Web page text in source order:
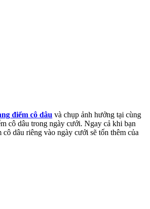
điểm cô dâu và chụp ảnh hưởng tại cùng
cô dâu trong ngày cưới. Ngay cả khi bạn
dâu riêng vào ngày cưới sẽ tốn thêm của